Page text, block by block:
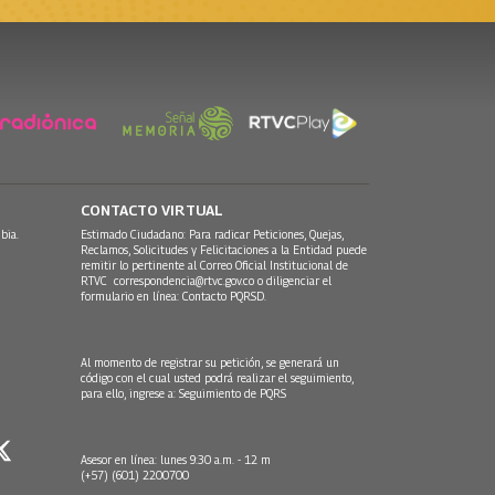
CONTACTO VIRTUAL
Estimado Ciudadano: Para radicar Peticiones, Quejas,
Reclamos, Solicitudes y Felicitaciones a la Entidad puede
remitir lo pertinente al Correo Oficial Institucional de
RTVC correspondencia@rtvc.gov.co o diligenciar el
formulario en línea: Contacto PQRSD.
Al momento de registrar su petición, se generará un
código con el cual usted podrá realizar el seguimiento,
para ello, ingrese a: Seguimiento de PQRS
Asesor en línea: lunes 9:30 a.m. - 12 m
(+57) (601) 2200700